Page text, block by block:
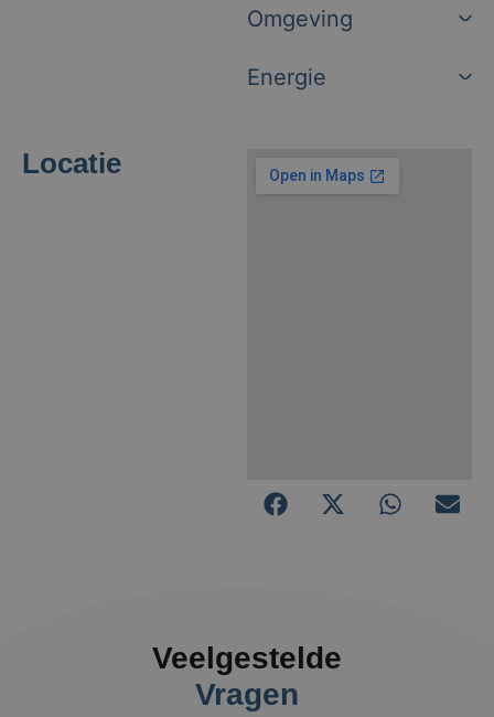
Omgeving
Energie
Locatie
Veelgestelde
Vragen